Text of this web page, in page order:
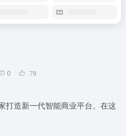
0 79
打造新一代智能商业平台。在这